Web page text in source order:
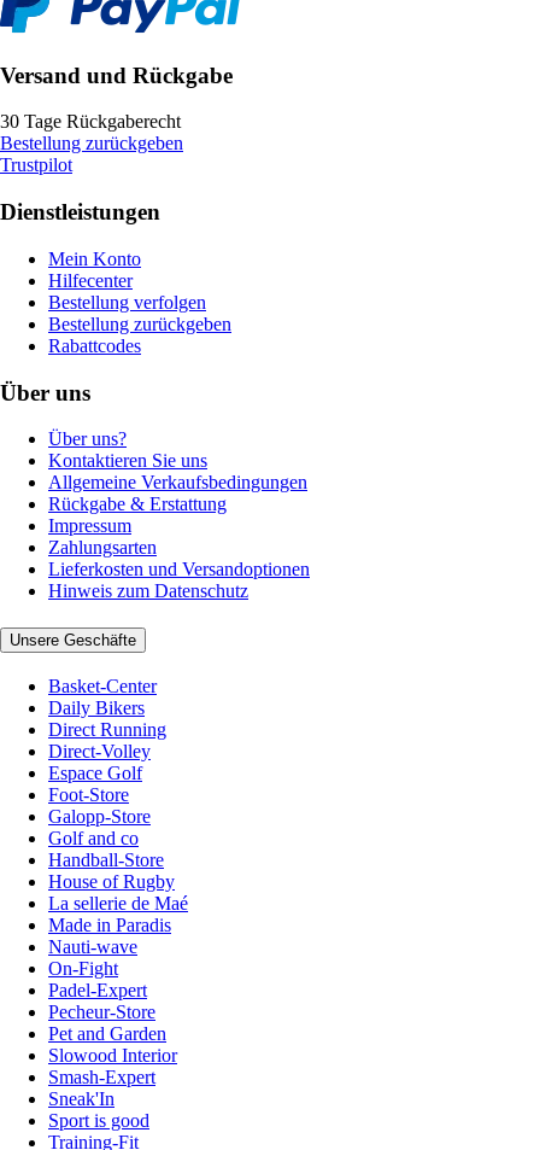
Versand und Rückgabe
30 Tage Rückgaberecht
Bestellung zurückgeben
Trustpilot
Dienstleistungen
Mein Konto
Hilfecenter
Bestellung verfolgen
Bestellung zurückgeben
Rabattcodes
Über uns
Über uns?
Kontaktieren Sie uns
Allgemeine Verkaufsbedingungen
Rückgabe & Erstattung
Impressum
Zahlungsarten
Lieferkosten und Versandoptionen
Hinweis zum Datenschutz
Unsere Geschäfte
Basket-Center
Daily Bikers
Direct Running
Direct-Volley
Espace Golf
Foot-Store
Galopp-Store
Golf and co
Handball-Store
House of Rugby
La sellerie de Maé
Made in Paradis
Nauti-wave
On-Fight
Padel-Expert
Pecheur-Store
Pet and Garden
Slowood Interior
Smash-Expert
Sneak'In
Sport is good
Training-Fit